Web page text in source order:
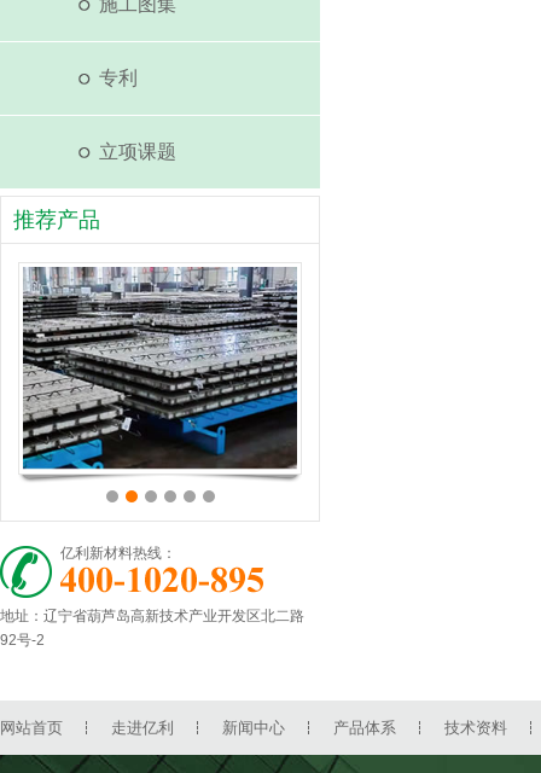
施工图集
专利
立项课题
推荐产品
亿利新材料热线：
地址：辽宁省葫芦岛高新技术产业开发区北二路
92号-2
网站首页 走进亿利 新闻中心 产品体系 技术资料